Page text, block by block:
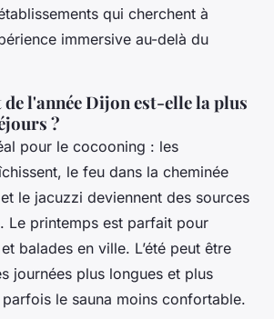
qui cherchent à
immersive au-delà du
l'année Dijon est-elle la plus
?
pour le cocooning : les
le feu dans la cheminée
le jacuzzi deviennent des sources
Le printemps est parfait pour
balades en ville. L’été peut être
journées plus longues et plus
le sauna moins confortable.